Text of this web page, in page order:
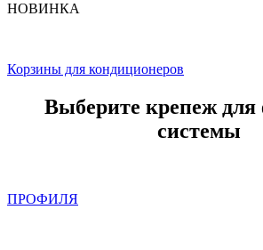
НОВИНКА
Корзины для кондиционеров
Выберите крепеж для
системы
ПРОФИЛЯ